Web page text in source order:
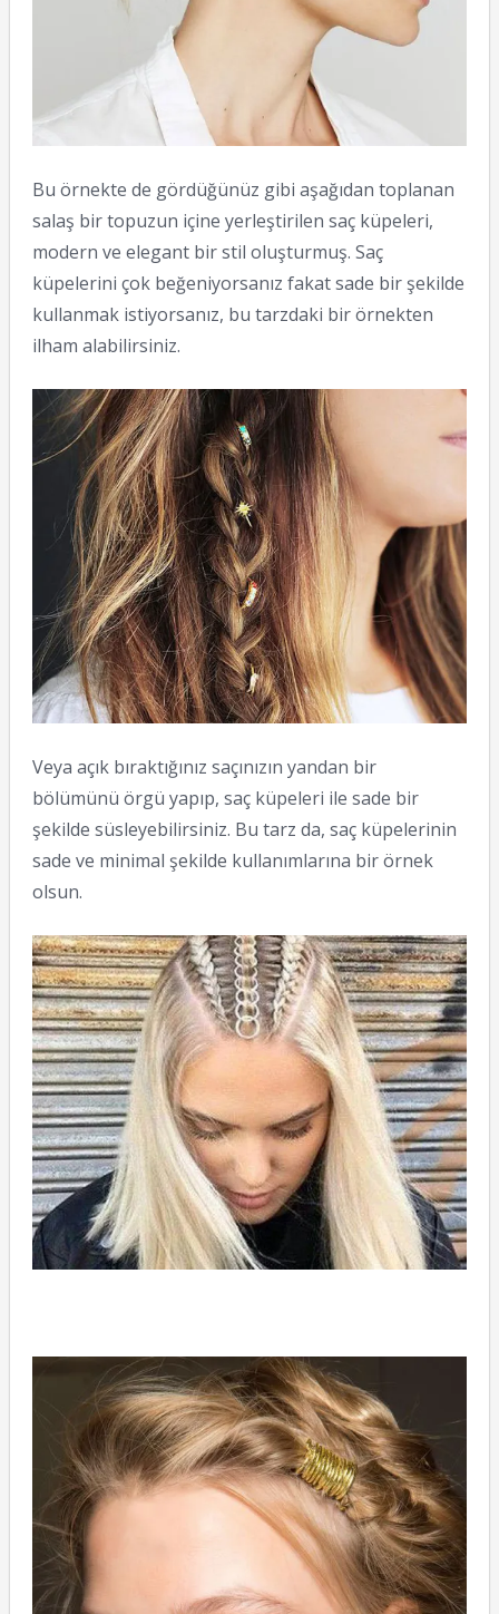
Bu örnekte de gördüğünüz gibi aşağıdan toplanan
salaş bir topuzun içine yerleştirilen saç küpeleri,
modern ve elegant bir stil oluşturmuş. Saç
küpelerini çok beğeniyorsanız fakat sade bir şekilde
kullanmak istiyorsanız, bu tarzdaki bir örnekten
ilham alabilirsiniz.
Veya açık bıraktığınız saçınızın yandan bir
bölümünü örgü yapıp, saç küpeleri ile sade bir
şekilde süsleyebilirsiniz. Bu tarz da, saç küpelerinin
sade ve minimal şekilde kullanımlarına bir örnek
olsun.